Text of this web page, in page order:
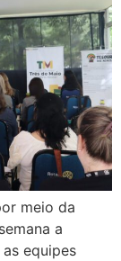
meio da
a
equipes